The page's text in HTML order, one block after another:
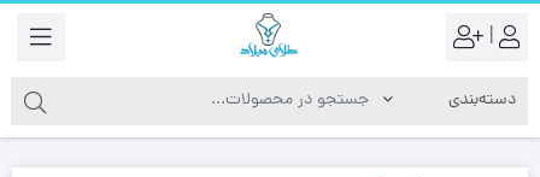
|